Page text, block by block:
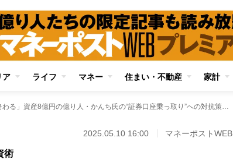
ア ライフ マネー 住まい・不動産 家計
「被害にあったら人生終わる」資産8億円の億り人・かんち氏の“証券口座乗っ取り”への対抗策 「二段階認証とデバイス指定」を徹底、騒動で恩恵を受けそうな関連銘柄にも注目
2025.05.10 16:00 マネーポストWEB
術